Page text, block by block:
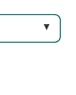
▼